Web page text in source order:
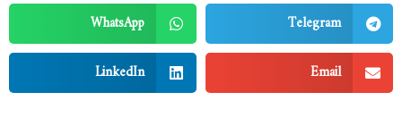
Telegram
WhatsApp
Email
LinkedIn